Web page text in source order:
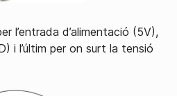
l’entrada d’alimentació (5V),
i l’últim per on surt la tensió